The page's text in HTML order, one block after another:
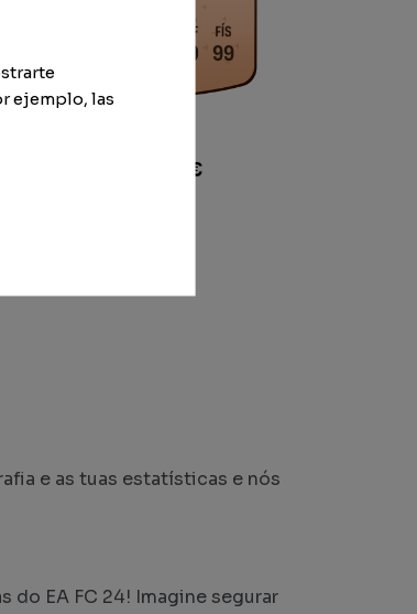
€
e as tuas estatísticas e nós
do EA FC 24! Imagine segurar
ejemplo, las